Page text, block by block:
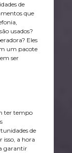
de
que
usados?
Eles
um pacote
ser
ter tempo
de
isso, a hora
garantir